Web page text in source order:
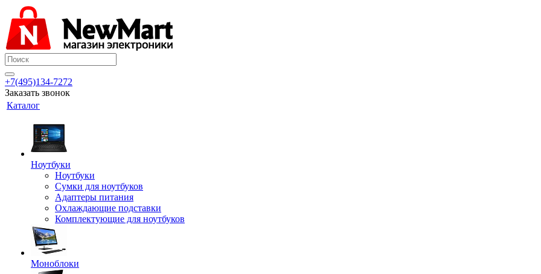
+7(495)134-7272
Заказать звонок
Каталог
Ноутбуки
Ноутбуки
Сумки для ноутбуков
Адаптеры питания
Охлаждающие подставки
Комплектующие для ноутбуков
Моноблоки